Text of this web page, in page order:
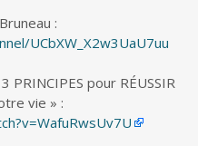
:
UCbXW_X2w3UaU7uu
PRINCIPES pour RÉUSSIR
vie » :